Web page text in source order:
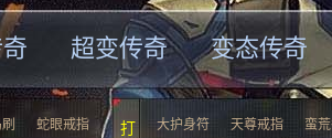
超变传奇 变态传奇
蛇眼戒指
打
大护身符 天尊戒指 蛮